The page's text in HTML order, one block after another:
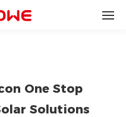
One Stop
Solutions